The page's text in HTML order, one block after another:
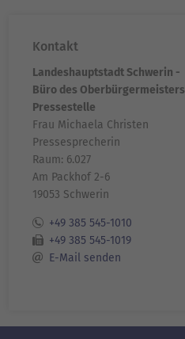
Kontakt
Landeshauptstadt Schwerin -
Büro des Oberbürgermeisters
Pressestelle
Frau Michaela Christen
Pressesprecherin
Raum: 6.027
Am Packhof 2-6
19053 Schwerin
+49 385 545-1010
+49 385 545-1019
E-Mail senden